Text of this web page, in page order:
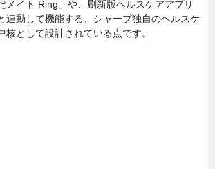
メイト Ring」や、刷新版ヘルスケアアプリ
連動して機能する、シャープ独自のヘルスケ
核として設計されている点です。